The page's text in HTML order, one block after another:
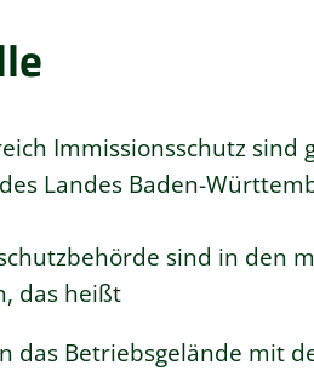
Immissionsschutz sind
Landes Baden-
sind in den
das heißt
das Betriebsgelände mit